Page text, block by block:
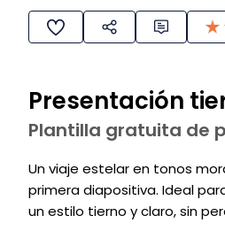
Presentación
Plantilla gratuita de
Un viaje estelar en tonos
primera diapositiva. Ideal
un estilo tierno y claro, sin